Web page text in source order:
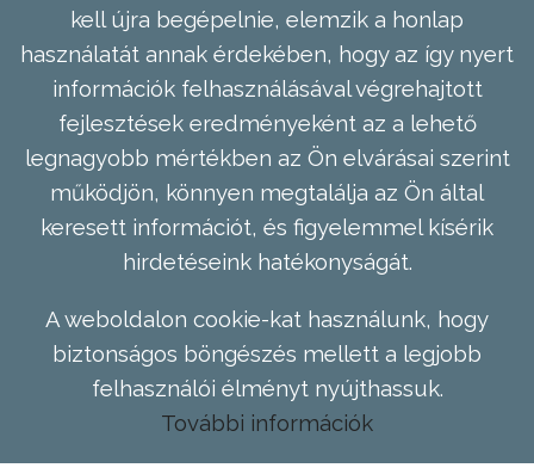
kell újra begépelnie, elemzik a honlap
használatát annak érdekében, hogy az így nyert
információk felhasználásával végrehajtott
fejlesztések eredményeként az a lehető
legnagyobb mértékben az Ön elvárásai szerint
működjön, könnyen megtalálja az Ön által
keresett információt, és figyelemmel kísérik
hirdetéseink hatékonyságát.
A weboldalon cookie-kat használunk, hogy
biztonságos böngészés mellett a legjobb
felhasználói élményt nyújthassuk.
További információk